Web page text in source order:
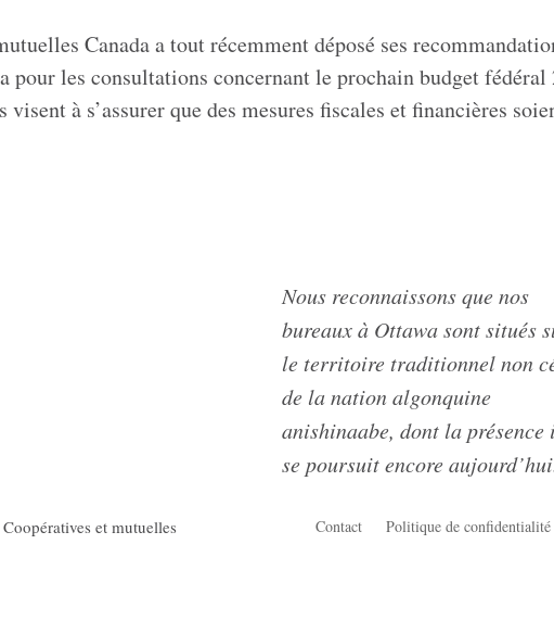
Canada a tout récemment déposé ses
pour les consultations concernant le prochain budget fédéral
visent à s’assurer que des mesures fiscales et financières
Nous reconnaissons que nos
bureaux à Ottawa sont situés
le territoire traditionnel non
de la nation algonquine
anishinaabe, dont la présence
se poursuit encore
et mutuelles
Contact Politique de confidentialité